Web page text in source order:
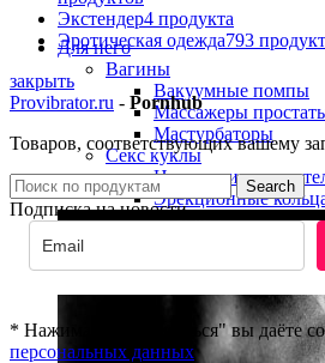
Для него
Вагины
Вакуумные помпы
Массажеры
Мастурбаторы
Секс куклы
Насадки и
Эрекционные
Экстендер4 продукта
Эротическая одежда793
закрыть
Provibrator.ru - Pornhub
Товаров, соответствующих вашему
Search
Подписка на новости
* Нажимая "Подписаться" вы даёте
персональных данных